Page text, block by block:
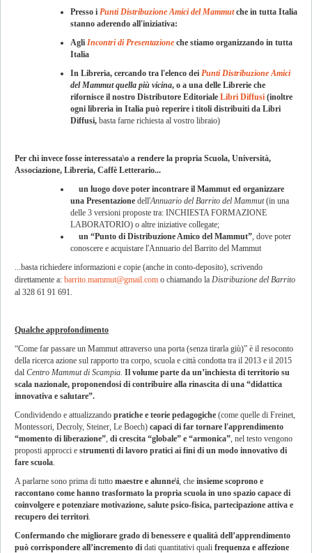
Presso i Punti Distribuzione Amici del Mammutche in tutta Italia
stanno aderendo all'iniziativa:
Agli Incontri di Presentazione che stiamo organizzando in tutta
Italia
In Libreria, cercando tra l'elenco dei Punti Distribuzione Amici
del Mammut quella più vicina, o a una delle Librerie che
rifornisce il nostro Distributore Editoriale Libri Diffusi (inoltre
ogni libreria in Italia può reperire i titoli distribuiti da Libri
Diffusi, basta farne richiesta al vostro libraio)
Per chi invece fosse interessata\o a rendere la propria Scuola, Università,
Associazione, Libreria, Caffè Letterario...
un luogo dove poter incontrare il Mammut ed organizzare
una Presentazione dell'Annuario del Barrito del Mammut(in una
delle 3 versioni proposte tra: INCHIESTA FORMAZIONE
LABORATORIO) o altre iniziative collegate;
un “Punto di Distribuzione Amico del Mammut”, dove poter
conoscere e acquistare l'Annuario del Barrito del Mammut
...basta richiedere informazioni e copie (anche in conto-deposito), scrivendo
direttamente a: barrito.mammut@gmail.com o chiamando la Distribuzione del Barrito
al 328 61 91 691.
Qualche approfondimento
“Come far passare un Mammut attraverso una porta (senza tirarla giù)” è il resoconto
della ricerca azione sul rapporto tra corpo, scuola e città condotta tra il 2013 e il 2015
dal Centro Mammut di Scampia. Il volume parte da un’inchiesta di territorio su
scala nazionale, proponendosi di contribuire alla rinascita di una “didattica
innovativa e salutare”.
Condividendo e attualizzando pratiche e teorie pedagogiche (come quelle di Freinet,
Montessori, Decroly, Steiner, Le Boech) capaci di far tornare l'apprendimento
“momento di liberazione”, di crescita “globale” e “armonica”, nel testo vengono
proposti approcci e strumenti di lavoro pratici ai fini di un modo innovativo di
fare scuola.
A parlarne sono prima di tutto maestre e alunne\i, che insieme scoprono e
raccontano come hanno trasformato la propria scuola in uno spazio capace di
coinvolgere e potenziare motivazione, salute psico-fisica, partecipazione attiva e
recupero dei territori.
Confermando che migliorare grado di benessere e qualità dell’apprendimento
può corrispondere all’incremento di dati quantitativi quali frequenza e affezione